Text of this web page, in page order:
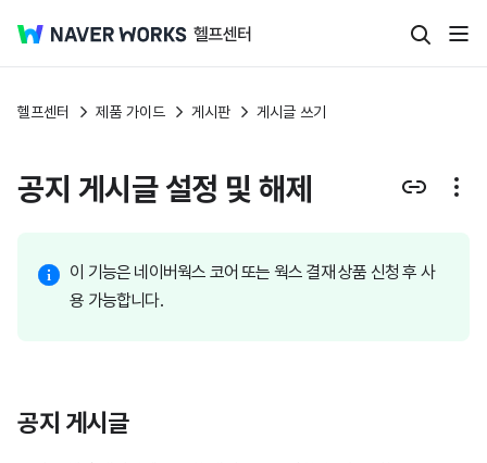
헬프센터 제품 가이드 게시판 게시글 쓰기
공지 게시글 설정 및 해제
이 기능은 네이버웍스 코어 또는 웍스 결재 상품 신청 후 사
용 가능합니다.
공지 게시글